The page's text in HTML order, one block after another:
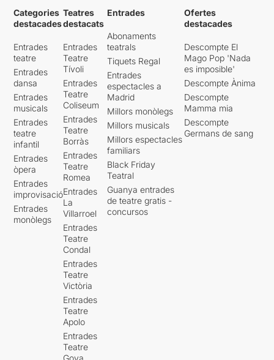
Categories
destacades
Entrades
teatre
Entrades
dansa
Entrades
musicals
Entrades
teatre
infantil
Entrades
òpera
Entrades
improvisació
Entrades
monòlegs
Teatres
destacats
Entrades
Teatre
Tívoli
Entrades
Teatre
Coliseum
Entrades
Teatre
Borràs
Entrades
Teatre
Romea
Entrades
La
Villarroel
Entrades
Teatre
Condal
Entrades
Teatre
Victòria
Entrades
Teatre
Apolo
Entrades
Teatre
Entrades
Abonaments
teatrals
Tiquets Regal
Entrades
espectacles a
Madrid
Millors monòlegs
Millors musicals
Millors espectacles
familiars
Black Friday
Teatral
Guanya entrades
de teatre gratis -
concursos
Ofertes
destacades
Descompte El
Mago Pop 'Nada
es imposible'
Descompte Ànima
Descompte
Mamma mia
Descompte
Germans de sang